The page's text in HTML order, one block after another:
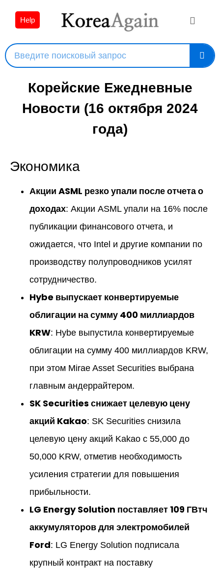
Help
Корейские Ежедневные
Новости (16 октября 2024
года)
Экономика
Акции ASML резко упали после отчета о
доходах: Акции ASML упали на 16% после
публикации финансового отчета, и
ожидается, что Intel и другие компании по
производству полупроводников усилят
сотрудничество.
Hybe выпускает конвертируемые
облигации на сумму 400 миллиардов
KRW: Hybe выпустила конвертируемые
облигации на сумму 400 миллиардов KRW,
при этом Mirae Asset Securities выбрана
главным андеррайтером.
SK Securities снижает целевую цену
акций Kakao: SK Securities снизила
целевую цену акций Kakao с 55,000 до
50,000 KRW, отметив необходимость
усиления стратегии для повышения
прибыльности.
LG Energy Solution поставляет 109 ГВтч
аккумуляторов для электромобилей
Ford: LG Energy Solution подписала
крупный контракт на поставку